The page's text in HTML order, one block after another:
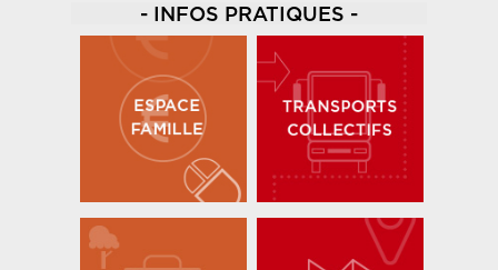
- INFOS PRATIQUES -